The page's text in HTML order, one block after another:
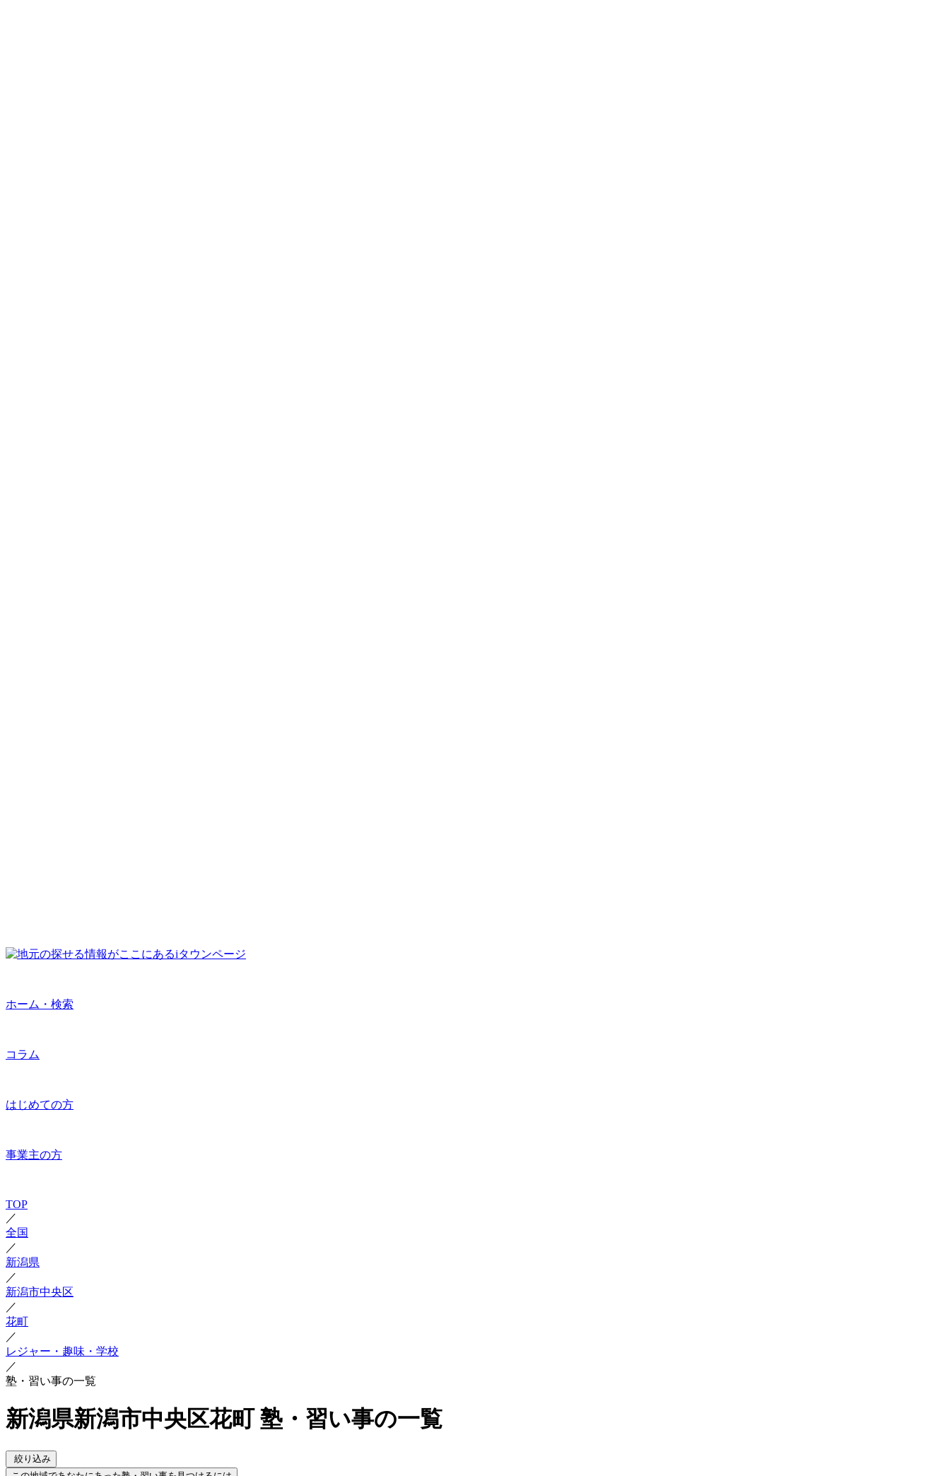
ホーム・検索
コラム
はじめての方
事業主の方
TOP
／
全国
／
新潟県
／
新潟市中央区
／
花町
／
レジャー・趣味・学校
／
塾・習い事の一覧
新潟県新潟市中央区花町 塾・習い事の一覧
絞り込み